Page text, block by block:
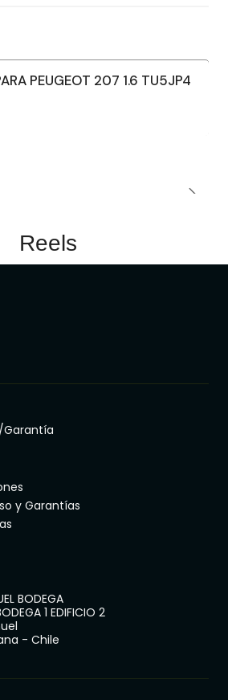
PEUGEOT 207 1.6 TU5JP4
Reels
y Garantías
BODEGA
1 EDIFICIO 2
- Chile